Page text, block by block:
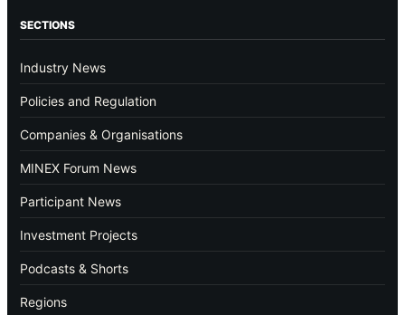
SECTIONS
Industry News
Policies and Regulation
Companies & Organisations
MINEX Forum News
Participant News
Investment Projects
Podcasts & Shorts
Regions